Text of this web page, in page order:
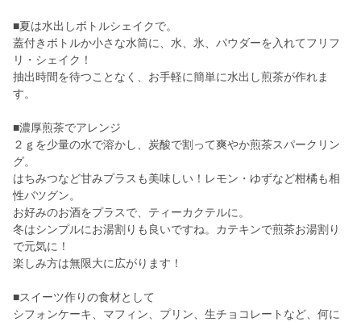
■夏は水出しボトルシェイクで。
蓋付きボトルか小さな水筒に、水、氷、パウダーを入れてフリフ
リ・シェイク！
抽出時間を待つことなく、お手軽に簡単に水出し煎茶が作れま
す。
■濃厚煎茶でアレンジ
２ｇを少量の水で溶かし、炭酸で割って爽やか煎茶スパークリン
グ。
はちみつなど甘みプラスも美味しい！レモン・ゆずなど柑橘も相
性バツグン。
お好みのお酒をプラスで、ティーカクテルに。
冬はシンプルにお湯割りも良いですね。カテキンで煎茶お湯割り
で元気に！
楽しみ方は無限大に広がります！
■スイーツ作りの食材として
シフォンケーキ、マフィン、プリン、生チョコレートなど、何に